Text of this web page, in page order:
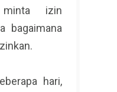
izin
bagaimana
hari,